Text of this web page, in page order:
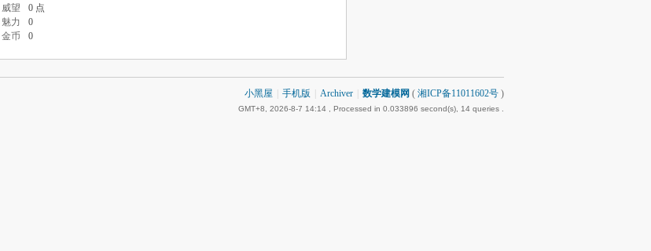
威望
0 点
魅力
0
金币 0
小黑屋 手机版 Archiver 数学建模网 ( 湘ICP备11011602号 )
GMT+8, 2026-8-7 14:14 , Processed in 0.033896 second(s), 14 queries .